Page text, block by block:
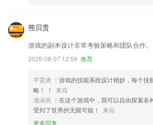
熊贝贵
游戏的副本设计非常考验策略和团队合作。
2026-08-07 12:59 推荐
平震勇 ：游戏的技能系统设计精妙，每个
略！ ！
来自
项淑燕 ：在这个游戏中，我可以自由探索
受到了世界的无限可能！
来自
更多回复